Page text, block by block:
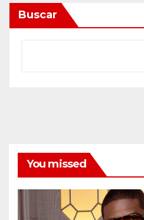
Buscar
You missed